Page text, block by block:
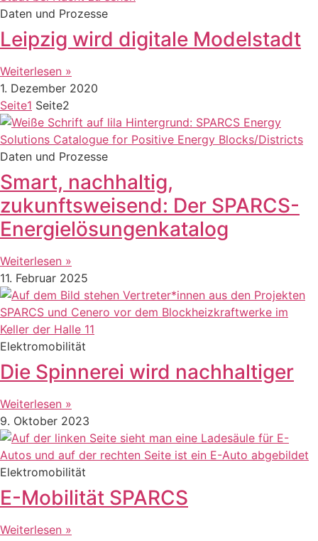
Daten und Prozesse
Leipzig wird digitale Modelstadt
Weiterlesen »
1. Dezember 2020
Seite1 Seite2
Daten und Prozesse
Smart, nachhaltig,
zukunftsweisend: Der SPARCS-
Energielösungenkatalog
Weiterlesen »
11. Februar 2025
Elektromobilität
Die Spinnerei wird nachhaltiger
Weiterlesen »
9. Oktober 2023
Elektromobilität
E-Mobilität SPARCS
Weiterlesen »